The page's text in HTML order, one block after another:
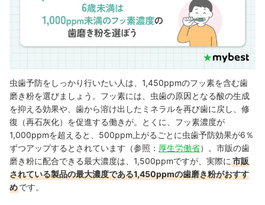
虫歯予防をしっかり行いたい人は、1,450ppmのフッ素を含む歯
磨き粉を選びましょう。フッ素には、虫歯の原因となる酸の生成
を抑える効果や、歯から溶け出したミネラルを再び歯に戻し、修
復（再石灰化）を促進する働きが。とくに、フッ素濃度が
1,000ppmを超えると、500ppm上がるごとに虫歯予防効果が6％
ずつアップするとされています（参照： 厚生労働省）。市販の歯
磨き粉に配合できる最大濃度は、1,500ppmですが、実際に 市販
されている製品の最大濃度である1,450ppmの歯磨き粉がおすす
めです。